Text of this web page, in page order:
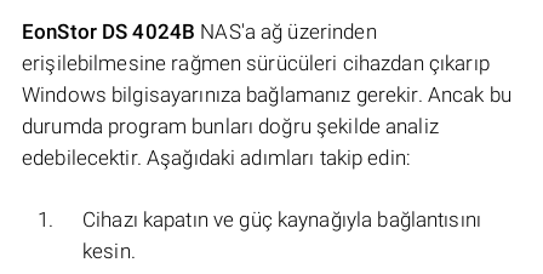
EonStor DS 4024B NAS'a ağ üzerinden
erişilebilmesine rağmen sürücüleri cihazdan çıkarıp
Windows bilgisayarınıza bağlamanız gerekir. Ancak bu
durumda program bunları doğru şekilde analiz
edebilecektir. Aşağıdaki adımları takip edin:
Cihazı kapatın ve güç kaynağıyla bağlantısını
kesin.